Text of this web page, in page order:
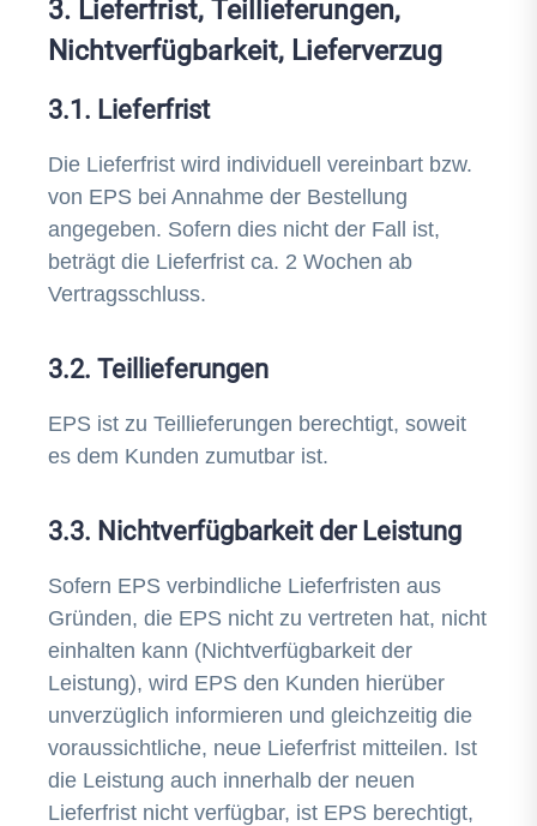
3. Lieferfrist, Teillieferungen,
Nichtverfügbarkeit, Lieferverzug
3.1. Lieferfrist
Die Lieferfrist wird individuell vereinbart bzw.
von EPS bei Annahme der Bestellung
angegeben. Sofern dies nicht der Fall ist,
beträgt die Lieferfrist ca. 2 Wochen ab
Vertragsschluss.
3.2. Teillieferungen
EPS ist zu Teillieferungen berechtigt, soweit
es dem Kunden zumutbar ist.
3.3. Nichtverfügbarkeit der Leistung
Sofern EPS verbindliche Lieferfristen aus
Gründen, die EPS nicht zu vertreten hat, nicht
einhalten kann (Nichtverfügbarkeit der
Leistung), wird EPS den Kunden hierüber
unverzüglich informieren und gleichzeitig die
voraussichtliche, neue Lieferfrist mitteilen. Ist
die Leistung auch innerhalb der neuen
Lieferfrist nicht verfügbar, ist EPS berechtigt,